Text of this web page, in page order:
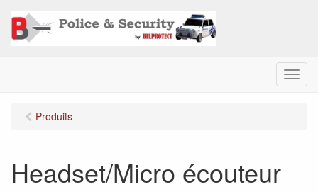
M
e
Produits
Headset/Micro écouteur